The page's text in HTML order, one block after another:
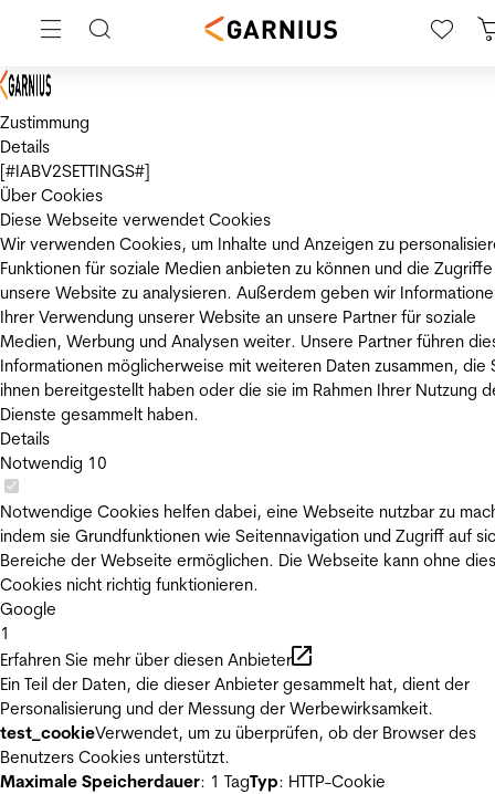
Zustimmung
Details
[#IABV2SETTINGS#]
Über Cookies
Diese Webseite verwendet Cookies
Wir verwenden Cookies, um Inhalte und Anzeigen zu
Funktionen für soziale Medien anbieten zu können und die
unsere Website zu analysieren. Außerdem geben wir
Ihrer Verwendung unserer Website an unsere Partner für soziale
Medien, Werbung und Analysen weiter. Unsere Partner führen
Informationen möglicherweise mit weiteren Daten zusammen, die
ihnen bereitgestellt haben oder die sie im Rahmen Ihrer Nutzung
Dienste gesammelt haben.
Details
Notwendig 10
Notwendige Cookies helfen dabei, eine Webseite nutzbar zu
indem sie Grundfunktionen wie Seitennavigation und Zugriff auf
Bereiche der Webseite ermöglichen. Die Webseite kann ohne
Cookies nicht richtig funktionieren.
Google
1
Erfahren Sie mehr über diesen Anbieter
Ein Teil der Daten, die dieser Anbieter gesammelt hat, dient der
Personalisierung und der Messung der Werbewirksamkeit.
test_cookieVerwendet, um zu überprüfen, ob der Browser des
Benutzers Cookies unterstützt.
Maximale Speicherdauer: 1 TagTyp: HTTP-Cookie